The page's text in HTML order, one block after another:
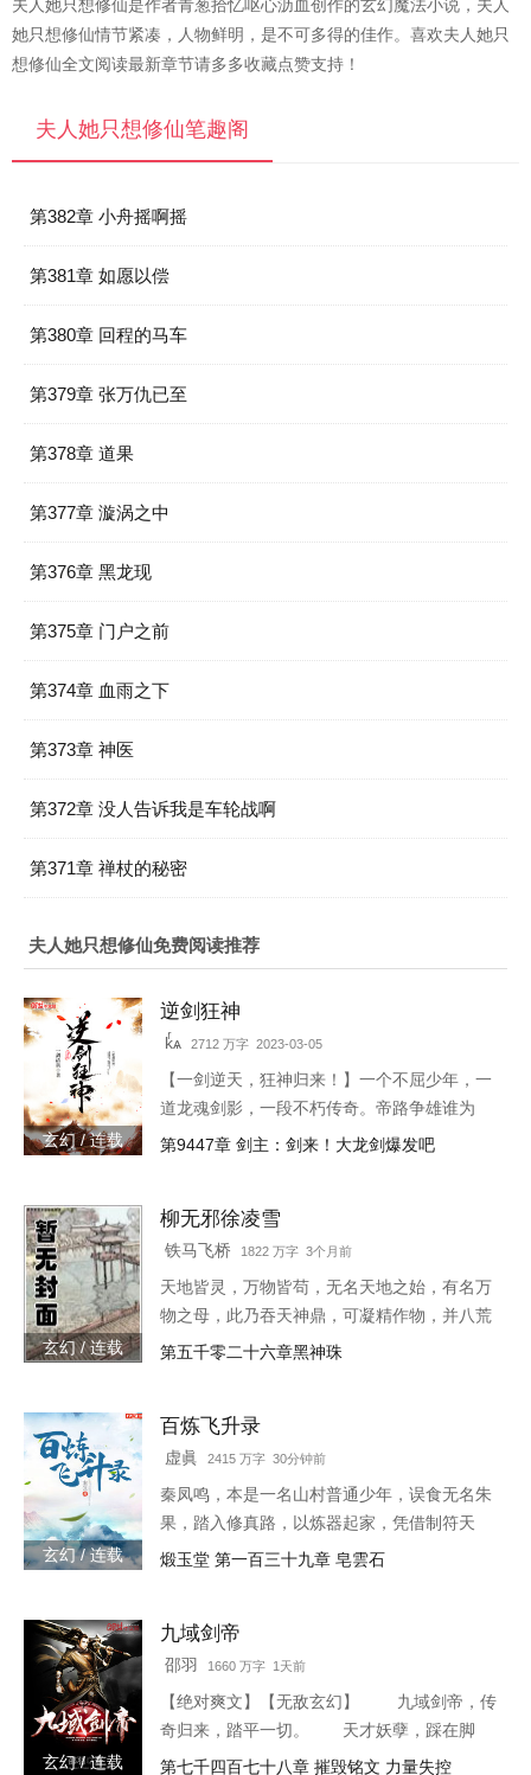
夫人她只想修仙是作者青葱拾忆呕心沥血创作的玄幻魔法小说，夫人
她只想修仙情节紧凑，人物鲜明，是不可多得的佳作。喜欢夫人她只
想修仙全文阅读最新章节请多多收藏点赞支持！
夫人她只想修仙笔趣阁
第382章 小舟摇啊摇
第381章 如愿以偿
第380章 回程的马车
第379章 张万仇已至
第378章 道果
第377章 漩涡之中
第376章 黑龙现
第375章 门户之前
第374章 血雨之下
第373章 神医
第372章 没人告诉我是车轮战啊
第371章 禅杖的秘密
夫人她只想修仙免费阅读推荐
玄幻 / 连载
逆剑狂神
kͬѧ 2712 万字 2023-03-05
【一剑逆天，狂神归来！】一个不屈少年，一
道龙魂剑影，一段不朽传奇。帝路争雄谁为
峰，唯我林轩傲苍生！3w471-25091
第9447章 剑主：剑来！大龙剑爆发吧
玄幻 / 连载
柳无邪徐凌雪
铁马飞桥 1822 万字 3个月前
天地皆灵，万物皆苟，无名天地之始，有名万
物之母，此乃吞天神鼎，可凝精作物，并八荒
之心。得此鼎，吞四海，容八荒……一代邪
第五千零二十六章黑神珠
玄幻 / 连载
百炼飞升录
虚眞 2415 万字 30分钟前
秦凤鸣，本是一名山村普通少年，误食无名朱
果，踏入修真路，以炼器起家，凭借制符天
赋，只身闯荡荆棘密布的修仙界，本一切都顺
煅玉堂 第一百三十九章 皂雲石
玄幻 / 连载
九域剑帝
邵羽 1660 万字 1天前
【绝对爽文】【无敌玄幻】 九域剑帝，传
奇归来，踏平一切。 天才妖孽，踩在脚
下，强者大能，挥手灭杀。 人不犯我，我
第七千四百七十八章 摧毁铭文 力量失控